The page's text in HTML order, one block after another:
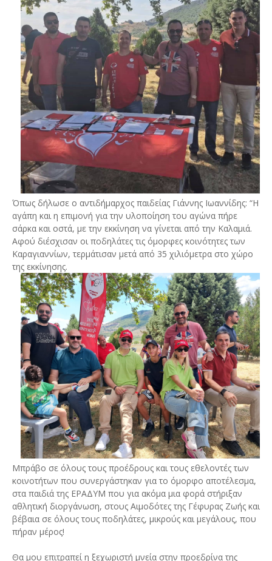
Όπως δήλωσε ο αντιδήμαρχος παιδείας Γιάννης Ιωαννίδης: “Η
αγάπη και η επιμονή για την υλοποίηση του αγώνα πήρε
σάρκα και οστά, με την εκκίνηση να γίνεται από την Καλαμιά.
Αφού διέσχισαν οι ποδηλάτες τις όμορφες κοινότητες των
Καραγιαννίων, τερμάτισαν μετά από 35 χιλιόμετρα στο χώρο
της εκκίνησης.
Μπράβο σε όλους τους προέδρους και τους εθελοντές των
κοινοτήτων που συνεργάστηκαν για το όμορφο αποτέλεσμα,
στα παιδιά της ΕΡΑΔΥΜ που για ακόμα μια φορά στήριξαν
αθλητική διοργάνωση, στους Αιμοδότες της Γέφυρας Ζωής και
βέβαια σε όλους τους ποδηλάτες, μικρούς και μεγάλους, που
πήραν μέρος!
Θα μου επιτραπεί η ξεχωριστή μνεία στην προεδρίνα της